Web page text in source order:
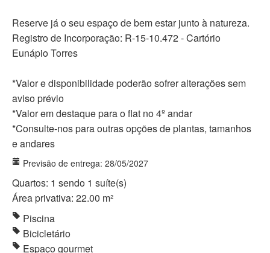
Reserve já o seu espaço de bem estar junto à natureza.
Registro de Incorporação: R-15-10.472 - Cartório
Eunápio Torres
*Valor e disponibilidade poderão sofrer alterações sem
aviso prévio
*Valor em destaque para o flat no 4º andar
*Consulte-nos para outras opções de plantas, tamanhos
e andares
Previsão de entrega: 28/05/2027
Quartos: 1 sendo 1 suíte(s)
Área privativa: 22.00 m²
Piscina
Bicicletário
Espaço gourmet